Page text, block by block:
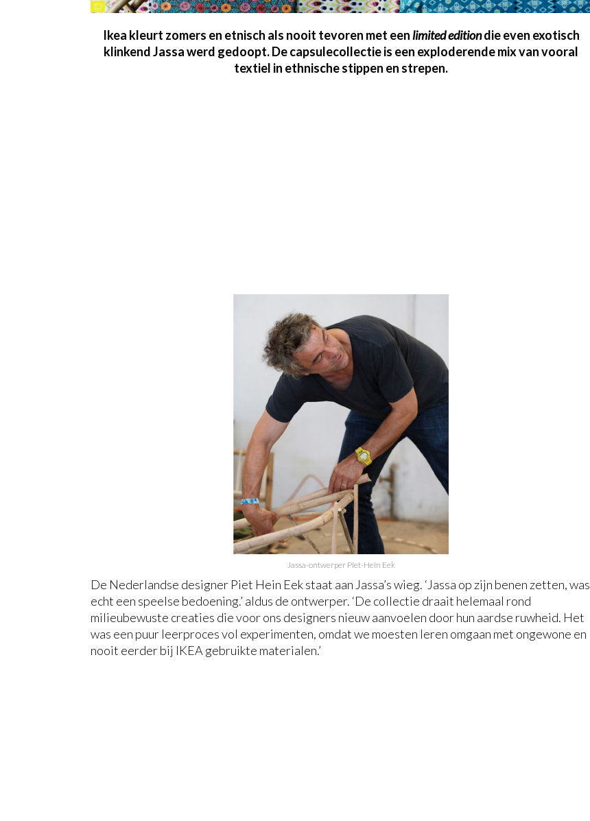
©
Ikea kleurt zomers en etnisch als nooit tevoren met een limited editiondie even exotisch
klinkend Jassa werd gedoopt. De capsulecollectie is een exploderende mix van vooral
textiel in ethnische stippen en strepen.
Jassa-ontwerper Piet-Hein Eek
De Nederlandse designer Piet Hein Eek staat aan Jassa’s wieg. ‘Jassa op zijn benen zetten, was
echt een speelse bedoening.’ aldus de ontwerper. ‘De collectie draait helemaal rond
milieubewuste creaties die voor ons designers nieuw aanvoelen door hun aardse ruwheid. Het
was een puur leerproces vol experimenten, omdat we moesten leren omgaan met ongewone en
nooit eerder bij IKEA gebruikte materialen.’